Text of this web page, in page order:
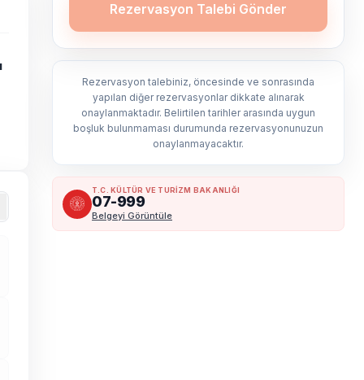
Rezervasyon Talebi Gönder
Rezervasyon talebiniz, öncesinde ve sonrasında
yapılan diğer rezervasyonlar dikkate alınarak
onaylanmaktadır. Belirtilen tarihler arasında uygun
boşluk bulunmaması durumunda rezervasyonunuzun
onaylanmayacaktır.
T.C. KÜLTÜR VE TURİZM BAKANLIĞI
07-999
Belgeyi Görüntüle